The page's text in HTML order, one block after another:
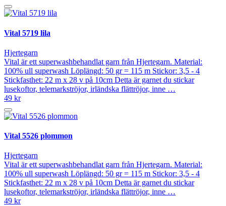
Vital 5719 lila
Hjertegarn
Vital är ett superwashbehandlat garn från Hjertegarn. Material:
100% ull superwash Löplängd: 50 gr = 115 m Stickor: 3,5 - 4
Stickfasthet: 22 m x 28 v på 10cm Detta är garnet du stickar
lusekoftor, telemarkströjor, irländska flättröjor, inne …
49 kr
Vital 5526 plommon
Hjertegarn
Vital är ett superwashbehandlat garn från Hjertegarn. Material:
100% ull superwash Löplängd: 50 gr = 115 m Stickor: 3,5 - 4
Stickfasthet: 22 m x 28 v på 10cm Detta är garnet du stickar
lusekoftor, telemarkströjor, irländska flättröjor, inne …
49 kr